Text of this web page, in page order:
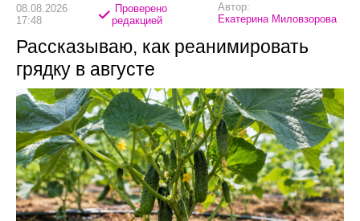
08.08.2026
17:48
Проверено
редакцией
Автор:
Екатерина Миловзорова
Рассказываю, как реанимировать
грядку в августе